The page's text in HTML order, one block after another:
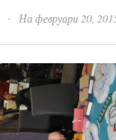
· На февруари 20,